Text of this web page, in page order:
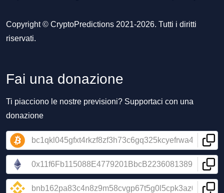
Copyright © CryptoPredictions 2021-2026. Tutti i diritti
riservati.
Fai una donazione
Ti piacciono le nostre previsioni? Supportaci con una
donazione